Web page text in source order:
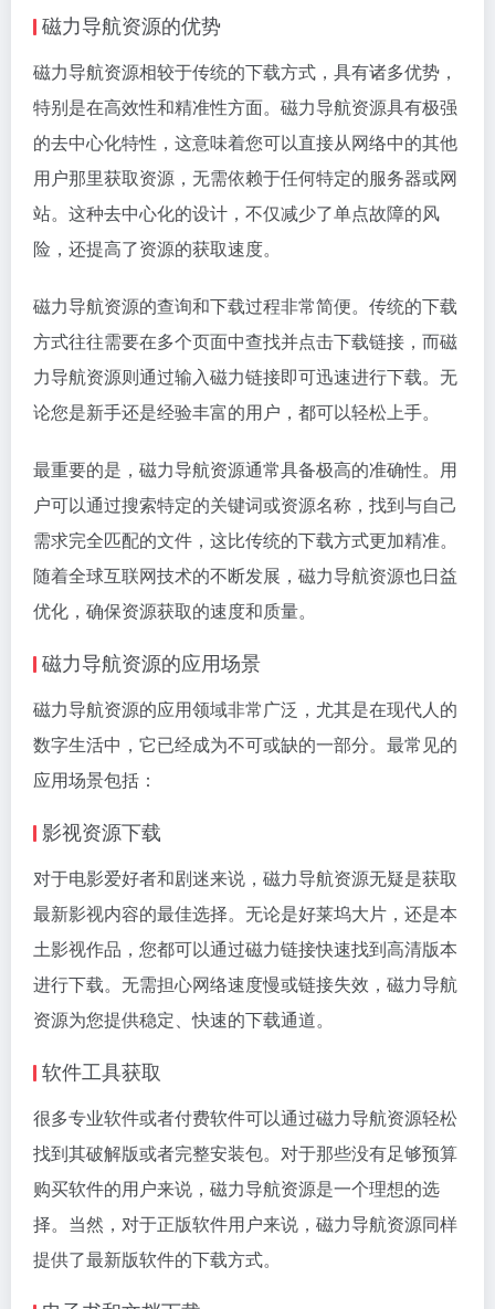
磁力导航资源的优势
磁力导航资源相较于传统的下载方式，具有诸多优势，
特别是在高效性和精准性方面。磁力导航资源具有极强
的去中心化特性，这意味着您可以直接从网络中的其他
用户那里获取资源，无需依赖于任何特定的服务器或网
站。这种去中心化的设计，不仅减少了单点故障的风
险，还提高了资源的获取速度。
磁力导航资源的查询和下载过程非常简便。传统的下载
方式往往需要在多个页面中查找并点击下载链接，而磁
力导航资源则通过输入磁力链接即可迅速进行下载。无
论您是新手还是经验丰富的用户，都可以轻松上手。
最重要的是，磁力导航资源通常具备极高的准确性。用
户可以通过搜索特定的关键词或资源名称，找到与自己
需求完全匹配的文件，这比传统的下载方式更加精准。
随着全球互联网技术的不断发展，磁力导航资源也日益
优化，确保资源获取的速度和质量。
磁力导航资源的应用场景
磁力导航资源的应用领域非常广泛，尤其是在现代人的
数字生活中，它已经成为不可或缺的一部分。最常见的
应用场景包括：
影视资源下载
对于电影爱好者和剧迷来说，磁力导航资源无疑是获取
最新影视内容的最佳选择。无论是好莱坞大片，还是本
土影视作品，您都可以通过磁力链接快速找到高清版本
进行下载。无需担心网络速度慢或链接失效，磁力导航
资源为您提供稳定、快速的下载通道。
软件工具获取
很多专业软件或者付费软件可以通过磁力导航资源轻松
找到其破解版或者完整安装包。对于那些没有足够预算
购买软件的用户来说，磁力导航资源是一个理想的选
择。当然，对于正版软件用户来说，磁力导航资源同样
提供了最新版软件的下载方式。